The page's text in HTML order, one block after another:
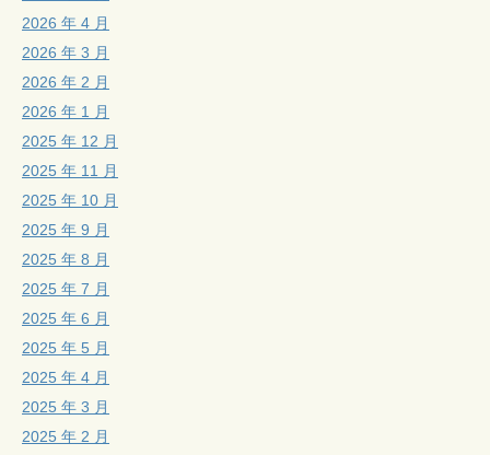
2026 年 4 月
2026 年 3 月
2026 年 2 月
2026 年 1 月
2025 年 12 月
2025 年 11 月
2025 年 10 月
2025 年 9 月
2025 年 8 月
2025 年 7 月
2025 年 6 月
2025 年 5 月
2025 年 4 月
2025 年 3 月
2025 年 2 月